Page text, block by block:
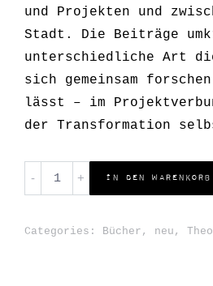
und Projekten und
Stadt. Die Beiträge
unterschiedliche Art
sich gemeinsam
lässt – im
der Transformation
Land*Stadt
Transformation
quantity
In den Warenkorb
Categories: Bücher , neu ,